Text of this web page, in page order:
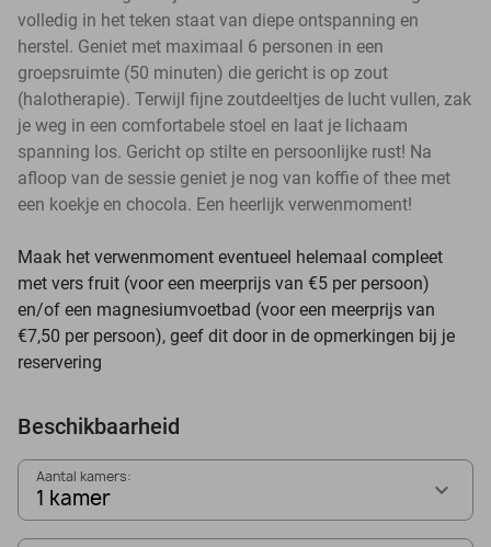
volledig in het teken staat van diepe ontspanning en
herstel. Geniet met maximaal 6 personen in een
groepsruimte (50 minuten) die gericht is op zout
(halotherapie). Terwijl fijne zoutdeeltjes de lucht vullen, zak
je weg in een comfortabele stoel en laat je lichaam
spanning los. Gericht op stilte en persoonlijke rust! Na
afloop van de sessie geniet je nog van koffie of thee met
een koekje en chocola. Een heerlijk verwenmoment!
Maak het verwenmoment eventueel helemaal compleet
met vers fruit (voor een meerprijs van €5 per persoon)
en/of een magnesiumvoetbad (voor een meerprijs van
€7,50 per persoon), geef dit door in de opmerkingen bij je
reservering
Beschikbaarheid
Aantal kamers:
1 kamer